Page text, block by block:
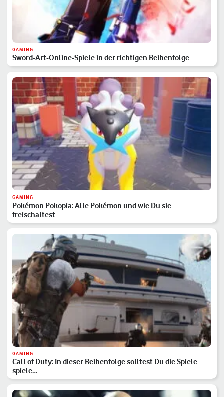
GAMING
Sword-Art-Online-Spiele in der richtigen Reihenfolge
GAMING
Pokémon Pokopia: Alle Pokémon und wie Du sie
freischaltest
GAMING
Call of Duty: In dieser Reihenfolge solltest Du die Spiele
spiele…